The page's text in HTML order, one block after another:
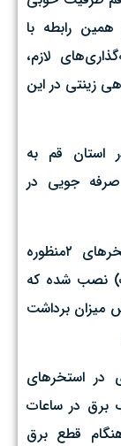
همین رابطه با
لازم،
قطعه ماهی زینتی در این
استان قم به
جویی در
در همین رابطه اینورتر برق در چاه‌ استخرهای ۲منظوره
نصب شده که
میزان برداشت
در استخرهای
برق در ساعات
قطع برق